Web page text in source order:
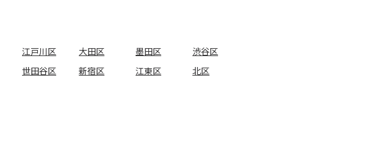
江戸川区 大田区 墨田区
渋谷区
世田谷区 新宿区 江東区
北区